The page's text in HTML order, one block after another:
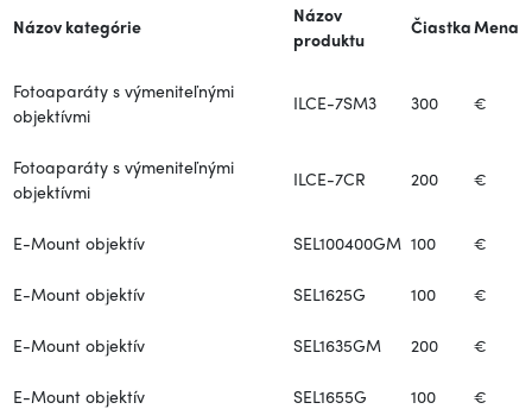
Názov kategórie
Názov
produktu
ČiastkaMena
Fotoaparáty s výmeniteľnými
objektívmi
ILCE-7SM3 300 €
Fotoaparáty s výmeniteľnými
objektívmi
ILCE-7CR 200 €
E-Mount objektív SEL100400GM 100 €
E-Mount objektív SEL1625G 100 €
E-Mount objektív SEL1635GM 200 €
E-Mount objektív SEL1655G 100 €